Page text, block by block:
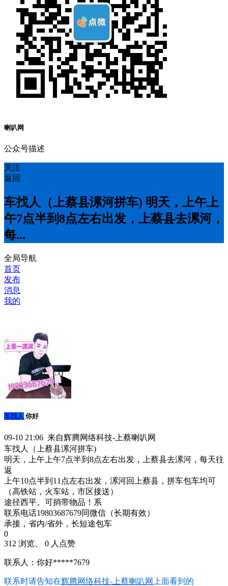
喇叭网
公众号描述
关注
返回
车找人（上蔡县漯河拼车) 明天，上午上
午7点半到8点左右出发，上蔡县去漯河，
每...
全局导航
首页
发布
消息
我的
车找人 你好
09-10 21:06 来自辉腾网络科技-上蔡喇叭网
车找人（上蔡县漯河拼车)
明天，上午上午7点半到8点左右出发，上蔡县去漯河，每天往
返
上午10点半到11点左右出发，漯河回上蔡县，拼车包车均可
（高铁站，火车站，市区接送）
途径西平。可捎带物品！系
联系电话19803687679同微信（长期有效）
承接，省内/省外，长短途包车
0
312 浏览、 0 人点赞
联系人：你好*****7679
联系时请告知在辉腾网络科技-上蔡喇叭网 上面看到的